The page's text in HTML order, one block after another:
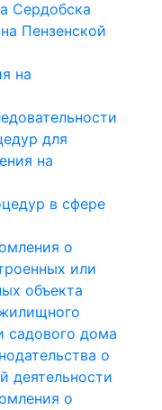
Сердобска
Пензенской
на
для
на
в сфере
о
или
объекта
садового дома
о
деятельности
о